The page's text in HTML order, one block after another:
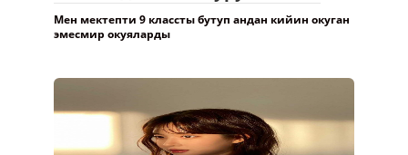
Мен мектепти 9 классты бутуп андан кийин окуган
эмесмир окуяларды